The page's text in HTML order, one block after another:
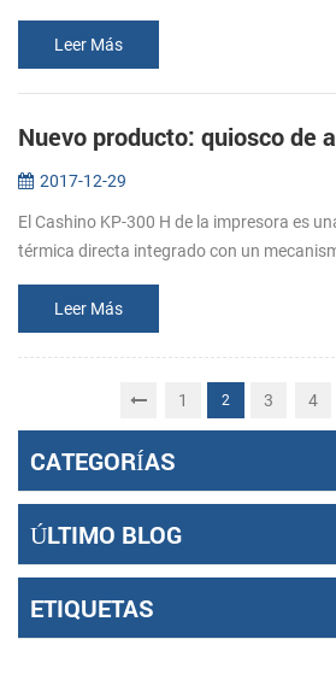
Impresor...
Leer Más
2017-12-29
El Cashino KP-300 H de la impresora es
térmica directa integrado con un
300 H ca...
Leer Más
1 2 3 4
CATEGORÍAS
ÚLTIMO BLOG
ETIQUETAS